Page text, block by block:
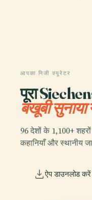
आपका निजी क्यूरेटर
पूरा
बखूबी सुनाया
96 देशों के 1,100+
कहानियाँ और स्थानीय
ऐप डाउनलोड करें